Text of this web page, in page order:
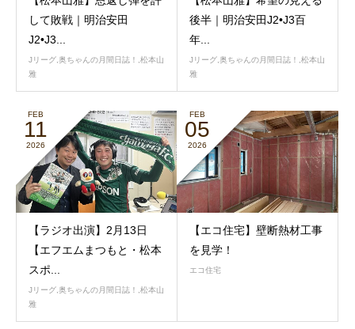
して敗戦｜明治安田
J2•J3...
Jリーグ 奥ちゃんの月間日誌！
松本山
雅
後半｜明治安田J2•J3百
年...
Jリーグ 奥ちゃんの月間日誌！
松本山
雅
FEB
11
2026
【ラジオ出演】2月13日
【エフエムまつもと・松本
スポ...
Jリーグ,奥ちゃんの月間日誌！ ,松本山
雅
FEB
05
2026
【エコ住宅】壁断熱材工事
を見学！
エコ住宅